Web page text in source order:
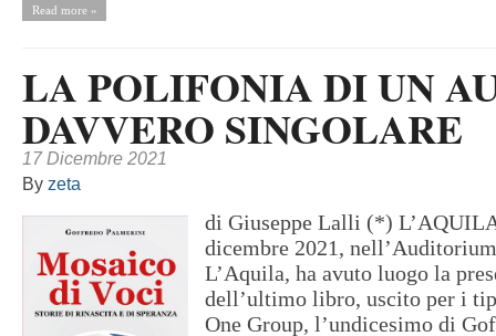
Read more »
LA POLIFONIA DI UN
DAVVERO SINGOLARE
17 Dicembre 2021
By zeta
di Giuseppe Lalli (*)
dicembre 2021,
L’Aquila, ha avuto luogo la
dell’ultimo libro, uscito per i
One Group, l’undicesimo di